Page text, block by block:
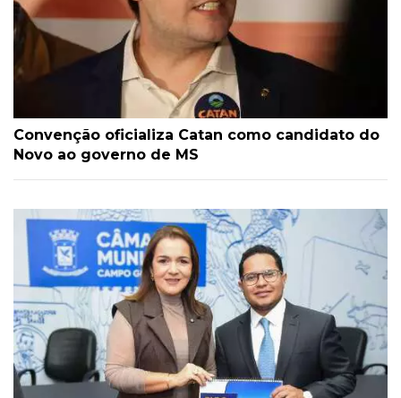
Convenção oficializa Catan como candidato do
Novo ao governo de MS